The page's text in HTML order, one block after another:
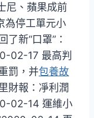
尼、蘋果成前
為停工單元小
新“口罩”：
02-17 最高判
罰，并包養故
財報：凈利潤
02-14 運維小